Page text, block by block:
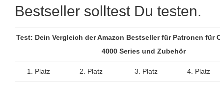
Bestseller solltest Du testen.
Test: Dein Vergleich der Amazon Bestseller für Patronen für
4000 Series und Zubehör
1. Platz 2. Platz 3. Platz 4. Platz